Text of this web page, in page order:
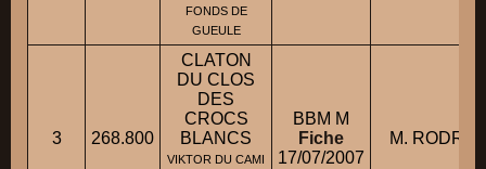
FONDS DE
GUEULE
3 268.800
CLATON
DU CLOS
DES
CROCS
BLANCS
VIKTOR DU CAMI
BBM M
Fiche
17/07/2007
M.